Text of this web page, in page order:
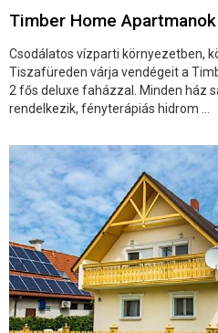
Timber Home
Csodálatos vízparti környezetben,
Tiszafüreden várja vendégeit a
2 fős deluxe faházzal. Minden ház
rendelkezik, fényterápiás hidrom ...